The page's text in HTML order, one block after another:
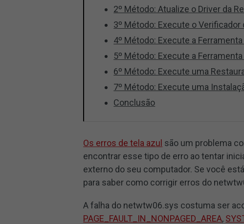
2º Método: Atualize o Driver da
3º Método: Execute o
4º Método: Execute a Ferramenta
5º Método: Execute a Ferramenta
6º Método: Execute uma
7º Método: Execute uma
Conclusão
Os erros de tela azul são um problema
encontrar esse tipo de erro ao tentar
externo do seu computador. Se você
para saber como corrigir erros do
A falha do netwtw06.sys costuma ser
PAGE_FAULT_IN_NONPAGED_AREA,